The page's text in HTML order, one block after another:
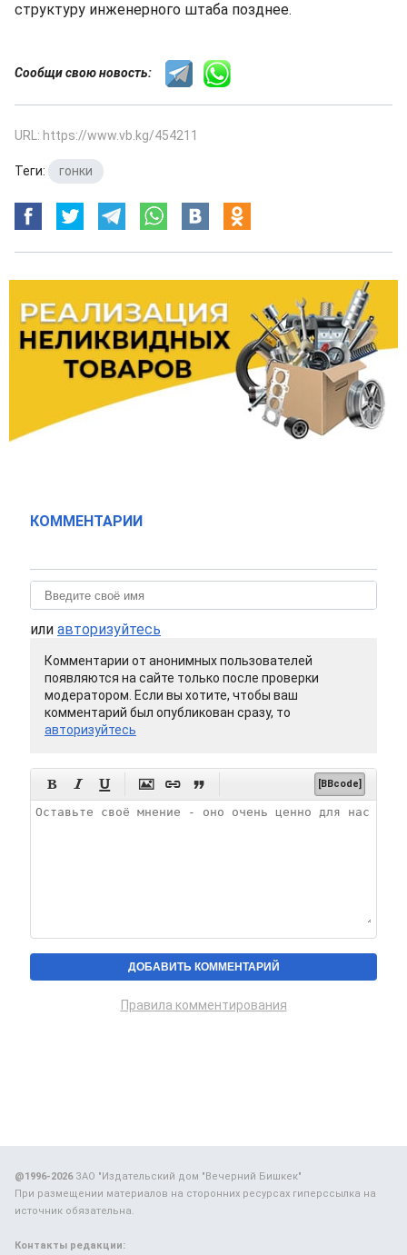
структуру инженерного штаба позднее.
Сообщи свою новость:
URL: https://www.vb.kg/454211
Теги: гонки
КОММЕНТАРИИ
или авторизуйтесь
Комментарии от анонимных пользователей
появляются на сайте только после проверки
модератором. Если вы хотите, чтобы ваш
комментарий был опубликован сразу, то
авторизуйтесь
      [BBcode]
Правила комментирования
@1996-2026ЗАО "Издательский дом "Вечерний Бишкек"
При размещении материалов на сторонних ресурсах гиперссылка на
источник обязательна.
Контакты редакции: